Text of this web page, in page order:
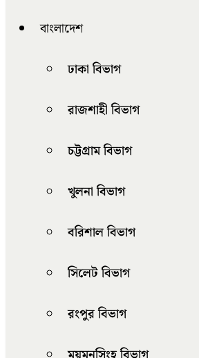
বাংলাদেশ
ঢাকা বিভাগ
রাজশাহী বিভাগ
চট্টগ্রাম বিভাগ
খুলনা বিভাগ
বরিশাল বিভাগ
সিলেট বিভাগ
রংপুর বিভাগ